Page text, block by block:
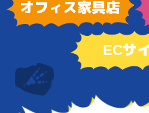
オフィス家具店
ECサ